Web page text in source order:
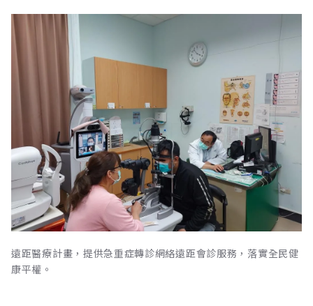
遠距醫療計畫，提供急重症轉診網絡遠距會診服務，落實全民健
康平權。